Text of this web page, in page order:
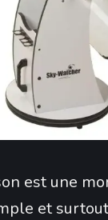
est une
et